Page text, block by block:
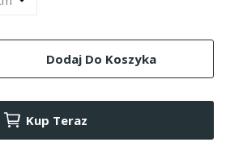
Dodaj Do Koszyka
Kup Teraz